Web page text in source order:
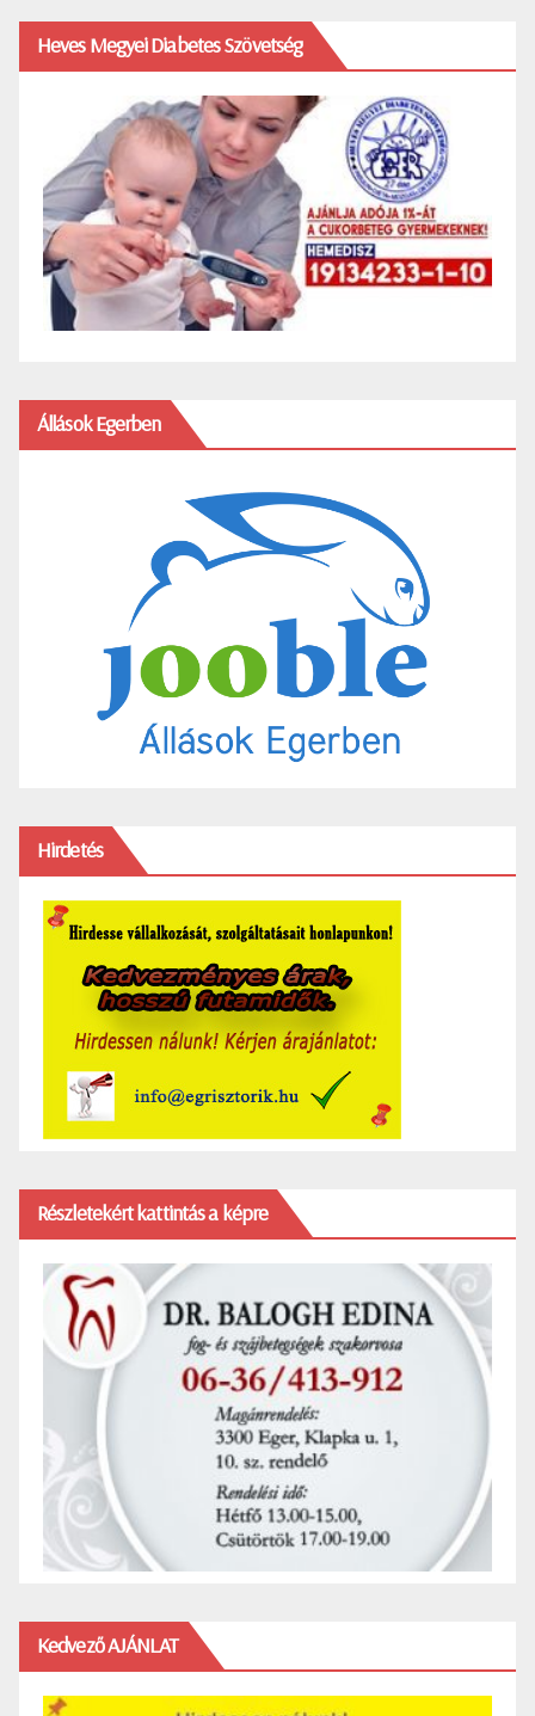
Heves Megyei Diabetes Szövetség
Állások Egerben
Hirdetés
Részletekért kattintás a képre
Kedvező AJÁNLAT